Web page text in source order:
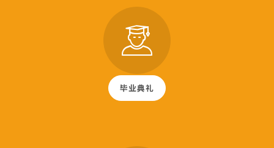
毕业典礼